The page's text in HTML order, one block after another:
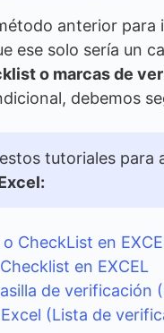
anterior
ese solo sería un
o marcas de
debemos
tutoriales para
CheckList en
en EXCEL
de verificación
(Lista de